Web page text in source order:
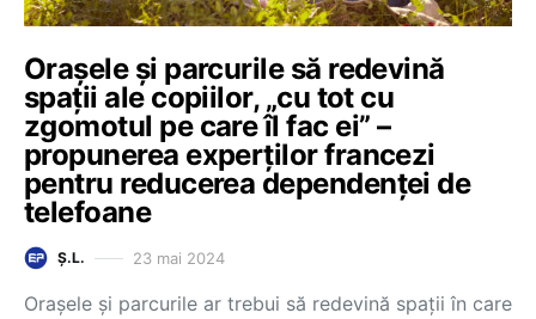
Orașele și parcurile să redevină
spații ale copiilor, „cu tot cu
zgomotul pe care îl fac ei” –
propunerea experților francezi
pentru reducerea dependenței de
telefoane
Ș.L. 23 mai 2024
Orașele și parcurile ar trebui să redevină spații în care